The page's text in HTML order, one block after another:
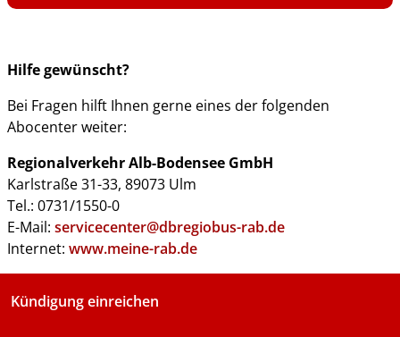
Hilfe gewünscht?
Bei Fragen hilft Ihnen gerne eines der folgenden
Abocenter weiter:
Regionalverkehr Alb-Bodensee GmbH
Karlstraße 31-33, 89073 Ulm
Tel.: 0731/1550-0
E-Mail: servicecenter@dbregiobus-rab.de
Internet: www.meine-rab.de
Kündigung einreichen